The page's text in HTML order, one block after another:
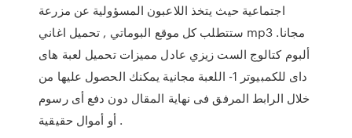
اجتماعية حيث يتخذ اللاعبون المسؤولية عن مزرعة
ستتطلب كل موقع البوماتي , تحميل اغاني mp3 مجانا.
ألبوم كتالوج الست زيزي عادل مميزات تحميل لعبة هاى
داى للكمبيوتر 1- اللعبة مجانية يمكنك الحصول عليها من
خلال الرابط المرفق فى نهاية المقال دون دفع أى رسوم
أو أموال حقيقية .